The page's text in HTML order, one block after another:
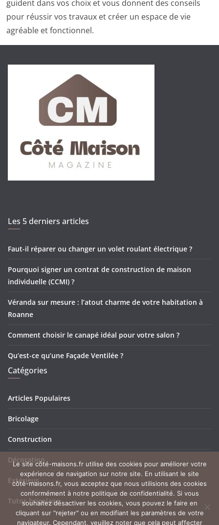
guident dans vos choix et vous donnent des conseils
pour réussir vos travaux et créer un espace de vie
agréable et fonctionnel.
Les 5 derniers articles
Faut-il réparer ou changer un volet roulant électrique ?
Pourquoi signer un contrat de construction de maison
individuelle (CCMI) ?
Véranda sur mesure : l’atout charme de votre habitation à
Roanne
Comment choisir le canapé idéal pour votre salon ?
Qu’est-ce qu’une Façade Ventilée ?
Catégories
Articles Populaires
Bricolage
Construction
Décoration
Extérieur
Tutos bricolage
Le site côté-maisons.fr utilise des cookies pour améliorer votre
expérience de navigation sur notre site. En utilisant le site
côté-maisons.fr, vous acceptez que nous utilisions des cookies
conformément à notre politique de confidentialité. Si vous
souhaitez désactiver les cookies, vous pouvez le faire en
cliquant sur "rejeter" ou en modifiant les paramètres de votre
navigateur. Cependant, veuillez noter que cela peut affecter